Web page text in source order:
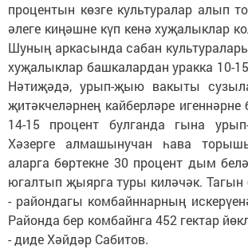
процентын көзге культуралар алып
әлеге киңәшне күп кенә хуҗалыклар
Шуның аркасында сабан
хуҗалыклар башкалардан уракка 10-
Нәтиҗәдә, урып-җыю вакыты
җитәкчеләрнең кайберләре
14-15 процент булганда гына
Хәзерге алмашынучан һава
аларга бөртекне 30 процент дым
югалтып җыярга туры киләчәк. Тагын
- райондагы комбайннарның
Районда бер комбайнга 452 гектар
- диде Хәйдәр Сабитов.